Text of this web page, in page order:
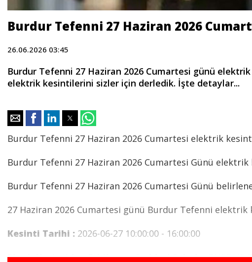
Burdur Tefenni 27 Haziran 2026
26.06.2026 03:45
Burdur Tefenni 27 Haziran 2026 Cumartesi günü
elektrik kesintilerini sizler için derledik. İşte detaylar...
Burdur Tefenni 27 Haziran 2026 Cumartesi elektrik
Burdur Tefenni 27 Haziran 2026 Cumartesi Günü
Burdur Tefenni 27 Haziran 2026 Cumartesi Günü
27 Haziran 2026 Cumartesi günü Burdur Tefenni
Kesinti Tarihi : 2026-06-27 10:00:00 - 16:00:00
Planlı Kesintiden Etkilenen Cadde / Sokak :